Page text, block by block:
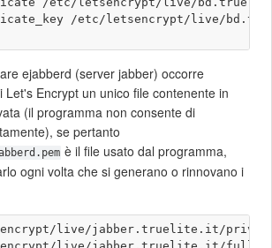
/etc/letsencrypt/live/
ejabberd (server jabber) occorre
Let's Encrypt un unico file contenente in
(il programma non consente di
se pertanto
è il file usato dal programma,
ogni volta che si generano o rinnovano i
live/jabber.truelite.it/